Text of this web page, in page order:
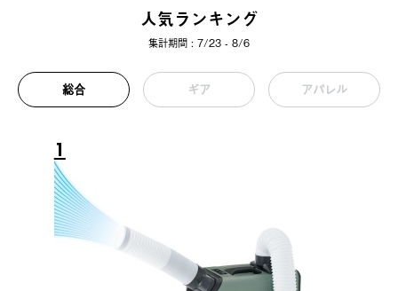
人気ランキング
集計期間 : 7/23 - 8/6
総合 ギア アパレル
1